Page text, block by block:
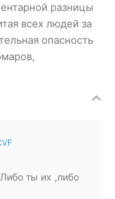
разницы
всех людей за
опасность
ты их ,либо